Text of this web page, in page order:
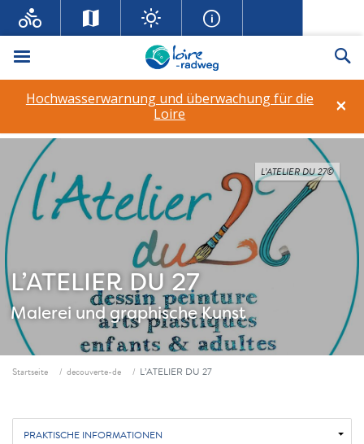
Menü
×
Hochwasserwarnung und überwachung für die
Loire
L’ATELIER DU 27
Malerei und graphische Kunst
L’ATELIER DU 27©
Fil d'ariane
Startseite decouverte-de L’ATELIER DU 27
PRAKTISCHE INFORMATIONEN